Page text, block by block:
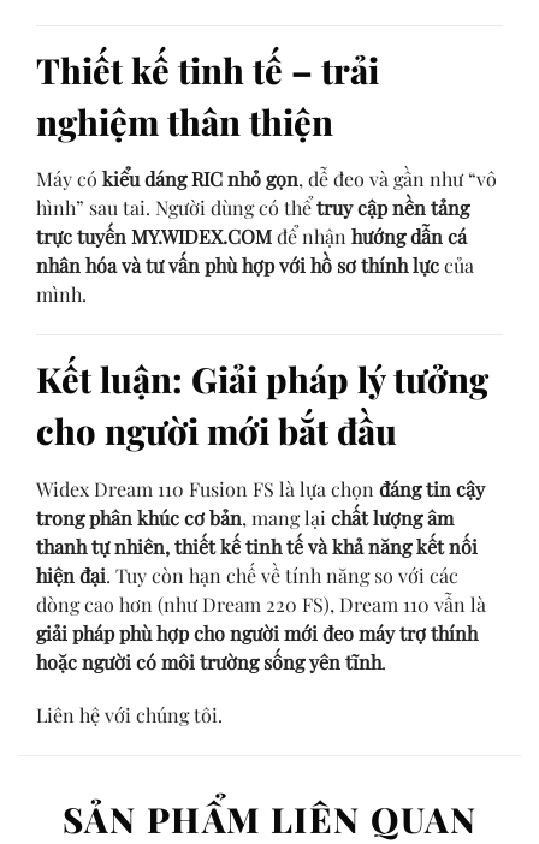
Thiết kế tinh tế – trải
nghiệm thân thiện
Máy có kiểu dáng RIC nhỏ gọn, dễ đeo và gần như “vô
hình” sau tai. Người dùng có thểtruy cập nền tảng
trực tuyến MY.WIDEX.COMđể nhậnhướng dẫn cá
nhân hóa và tư vấn phù hợp với hồ sơ thính lựccủa
mình.
Kết luận: Giải pháp lý tưởng
cho người mới bắt đầu
Widex Dream 110 Fusion FS là lựa chọn đáng tin cậy
trong phân khúc cơ bản, mang lại chất lượng âm
thanh tự nhiên, thiết kế tinh tế và khả năng kết nối
hiện đại. Tuy còn hạn chế về tính năng so với các
dòng cao hơn (như Dream 220 FS), Dream 110 vẫn là
giải pháp phù hợp cho người mới đeo máy trợ thính
hoặc người có môi trường sống yên tĩnh.
Liên hệ với chúng tôi.
SẢN PHẨM LIÊN QUAN